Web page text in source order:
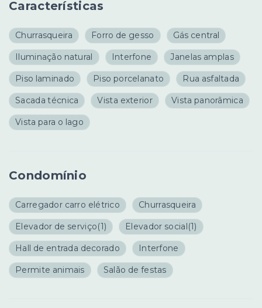
Características
Churrasqueira Forro de gesso Gás central
Iluminação natural Interfone Janelas amplas
Piso laminado Piso porcelanato Rua asfaltada
Sacada técnica Vista exterior Vista panorâmica
Vista para o lago
Condomínio
Carregador carro elétrico Churrasqueira
Elevador de serviço(1) Elevador social(1)
Hall de entrada decorado Interfone
Permite animais Salão de festas